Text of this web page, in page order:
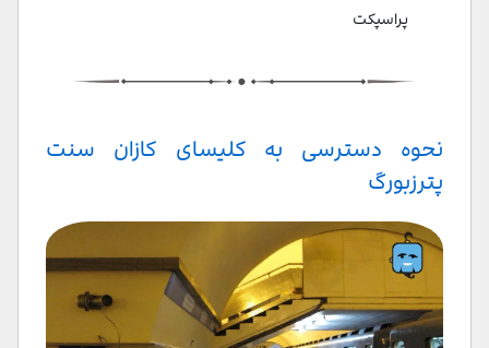
پراسپکت
نحوه دسترسی به کلیسای کازان سنت
پترزبورگ